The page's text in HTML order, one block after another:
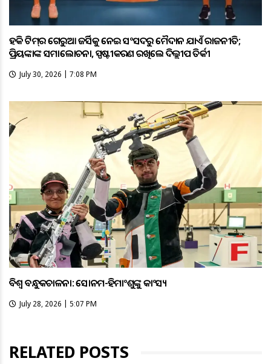
ହକି ଟିମ୍‌ର ଗେରୁଆ ଜର୍ସିକୁ ନେଇ ସଂସଦରୁ ମୈଦାନ ଯାଏଁ ରାଜନୀତି;
ପ୍ରିୟଙ୍କାଙ୍କ ସମାଲୋଚନା, ସ୍ପଷ୍ଟୀକରଣ ରଖିଲେ ଦିଲ୍ଲୀପ ତିର୍କୀ
July 30, 2026 | 7:08 PM
ବିଶ୍ବ ବନ୍ଧୁକଚାଳନା: ସୋନମ-ହିମାଂଶୁଙ୍କୁ କାଂସ୍ୟ
July 28, 2026 | 5:07 PM
RELATED POSTS